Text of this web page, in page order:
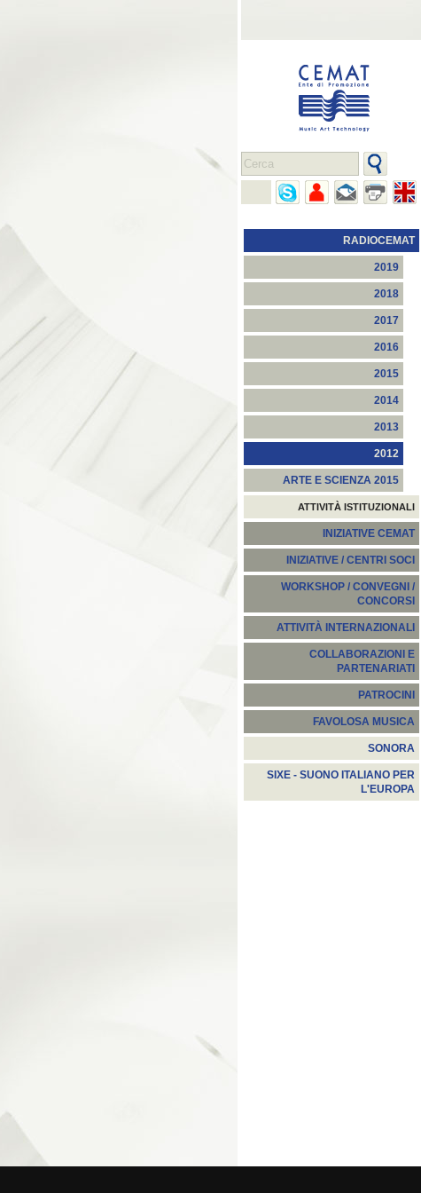
RADIOCEMAT
2019
2018
2017
2016
2015
2014
2013
2012
ARTE E SCIENZA 2015
ATTIVITÀ ISTITUZIONALI
INIZIATIVE CEMAT
INIZIATIVE / CENTRI SOCI
WORKSHOP / CONVEGNI /
CONCORSI
ATTIVITÀ INTERNAZIONALI
COLLABORAZIONI E
PARTENARIATI
PATROCINI
FAVOLOSA MUSICA
SONORA
SIXE - SUONO ITALIANO PER
L'EUROPA